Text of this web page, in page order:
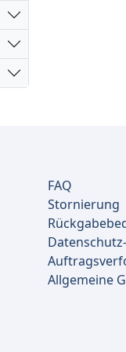
7
13
6
FAQ
Stornierung
Allgemeine